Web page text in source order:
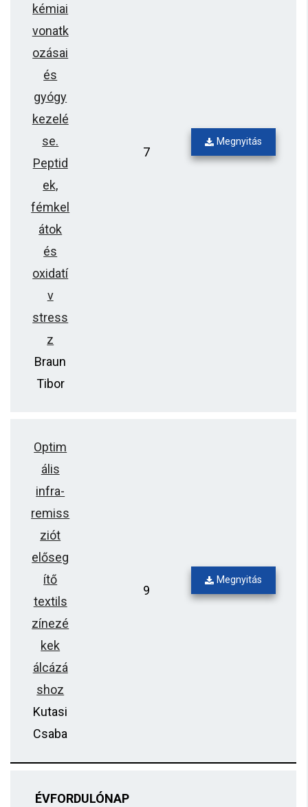
kémiai
vonatk
ozásai
és
gyógy
kezelé
se.
Peptid
ek,
fémkel
átok
és
oxidatí
v
stress
z
Braun
Tibor
7
Megnyitás
Optim
ális
infra-
remiss
ziót
előseg
ítő
textils
zínezé
kek
álcázá
shoz
Kutasi
Csaba
9
Megnyitás
ÉVFORDULÓNAP